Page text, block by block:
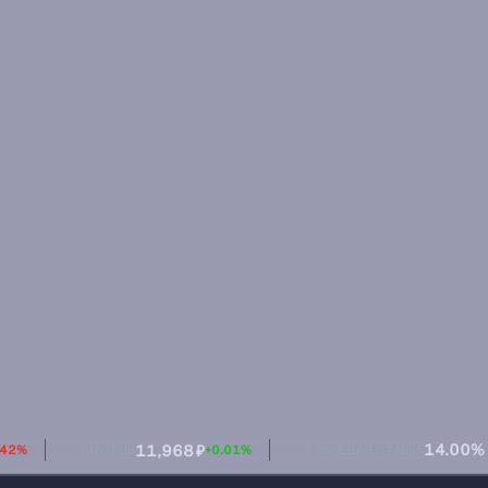
CNY/RUB 11,968 ₽+0.01% КЛЮЧЕВАЯ СТАВКА 14.00%